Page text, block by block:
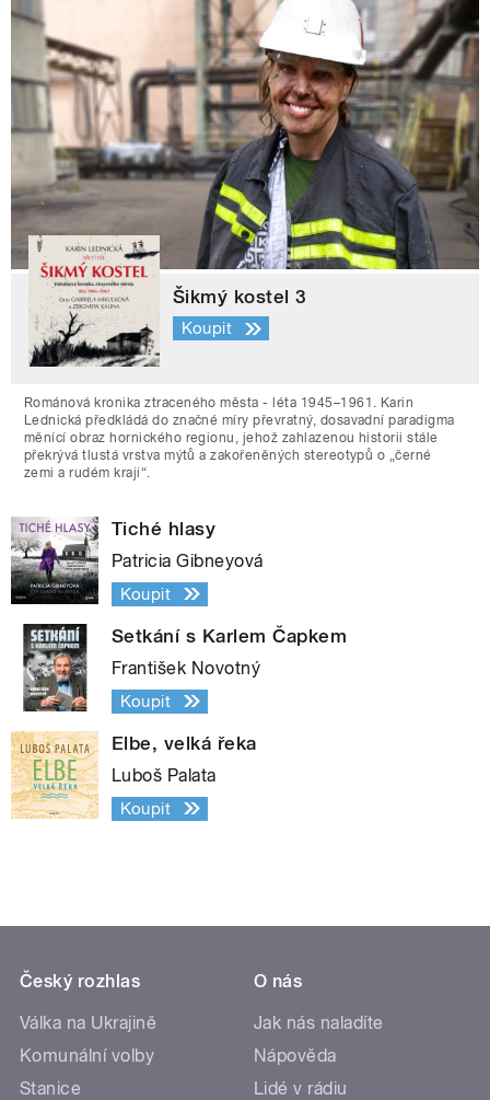
Šikmý kostel 3
Koupit
Románová kronika ztraceného města - léta 1945–1961. Karin
Lednická předkládá do značné míry převratný, dosavadní paradigma
měnící obraz hornického regionu, jehož zahlazenou historii stále
překrývá tlustá vrstva mýtů a zakořeněných stereotypů o „černé
zemi a rudém kraji“.
Tiché hlasy
Patricia Gibneyová
Koupit
Setkání s Karlem Čapkem
František Novotný
Koupit
Elbe, velká řeka
Luboš Palata
Koupit
Český rozhlas
Válka na Ukrajině
Komunální volby
Stanice
O nás
Jak nás naladíte
Nápověda
Lidé v rádiu